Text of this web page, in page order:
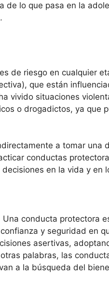
de lo que pasa en la
de riesgo en cualquier
que están
vivido situaciones
o drogadictos, ya que
a tomar
conductas
en la vida y en
Una conducta protectora
confianza y seguridad en
asertivas,
otras palabras, las
a la búsqueda del